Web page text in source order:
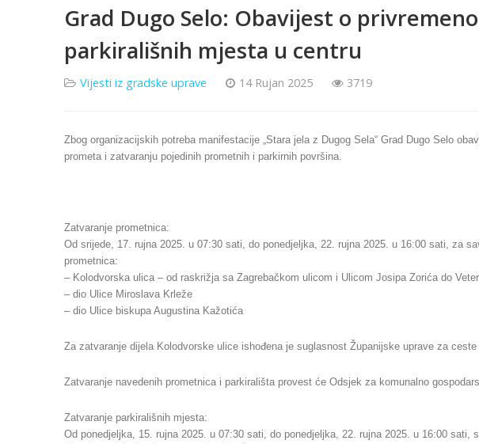
Grad Dugo Selo: Obavijest o
parkirališnih mjesta u centru
Vijesti iz gradske uprave 14 Rujan 2025 3719
Zbog organizacijskih potreba manifestacije „Stara jela z Dugog Sela“ Grad Dugo Selo
prometa i zatvaranju pojedinih prometnih i parkirnih površina.
Zatvaranje prometnica:
Od srijede, 17. rujna 2025. u 07:30 sati, do ponedjeljka, 22. rujna 2025. u 16:00 sati, za
prometnica:
– Kolodvorska ulica – od raskrižja sa Zagrebačkom ulicom i Ulicom Josipa Zorića do
– dio Ulice Miroslava Krleže
– dio Ulice biskupa Augustina Kažotića
Za zatvaranje dijela Kolodvorske ulice ishođena je suglasnost Županijske uprave za
Zatvaranje navedenih prometnica i parkirališta provest će Odsjek za komunalno
Zatvaranje parkirališnih mjesta:
Od ponedjeljka, 15. rujna 2025. u 07:30 sati, do ponedjeljka, 22. rujna 2025. u 16:00 sati,